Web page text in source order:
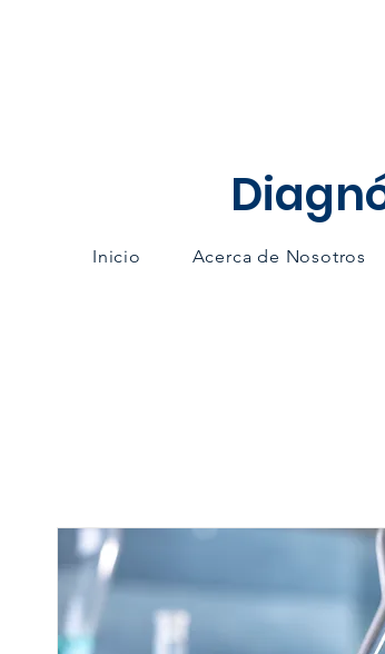
Inicio Acerca de Nosotros